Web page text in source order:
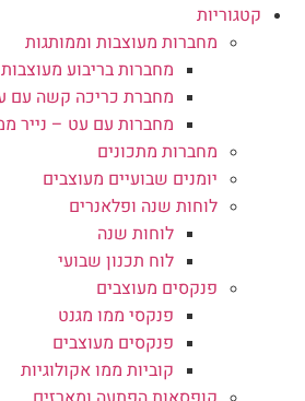
קטגוריות
מחברות מעוצבות וממותגות
מחברות בריבוע מעוצבות
מחברת כריכה קשה עם
מחברות עם עט – נייר
מחברות מתכונים
יומנים שבועיים מעוצבים
לוחות שנה ופלאנרים
לוחות שנה
לוח תכנון שבועי
פנקסים מעוצבים
פנקסי ממו מגנט
פנקסים מעוצבים
קוביות ממו אקולוגיות